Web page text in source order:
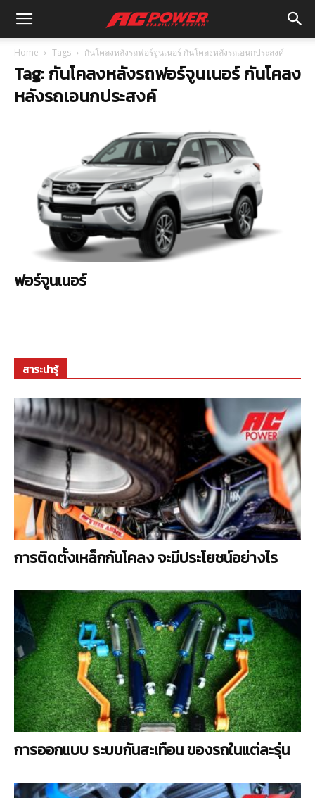
Home Tags กันโคลงหลังรถฟอร์จูนเนอร์ กันโคลงหลังรถเอนกประสงค์
Tag: กันโคลงหลังรถฟอร์จูนเนอร์ กันโคลง
หลังรถเอนกประสงค์
ฟอร์จูนเนอร์
สาระน่ารู้
การติดตั้งเหล็กกันโคลง จะมีประโยชน์อย่างไร
การออกแบบ ระบบกันสะเทือน ของรถในแต่ละรุ่น